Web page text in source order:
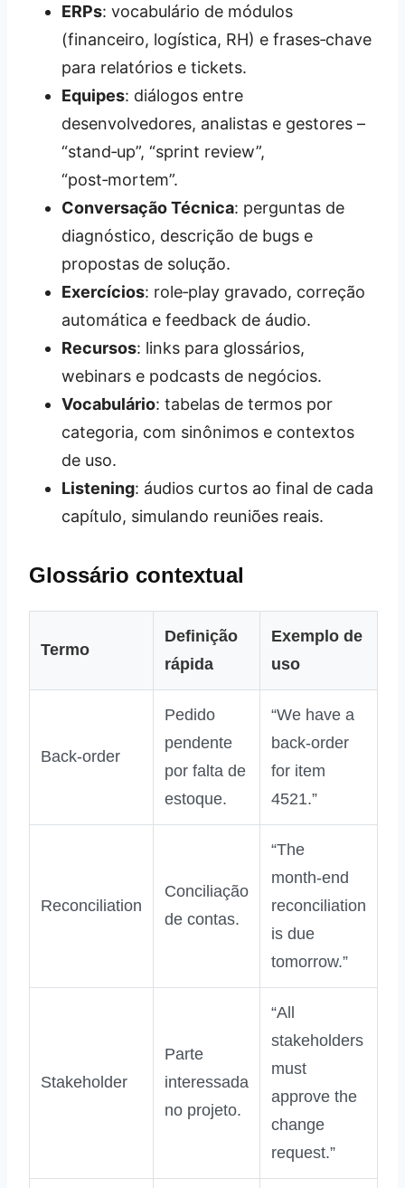
ERPs: vocabulário de módulos
(financeiro, logística, RH) e frases‑chave
para relatórios e tickets.
Equipes: diálogos entre
desenvolvedores, analistas e gestores –
“stand‑up”, “sprint review”,
“post‑mortem”.
Conversação Técnica: perguntas de
diagnóstico, descrição de bugs e
propostas de solução.
Exercícios: role‑play gravado, correção
automática e feedback de áudio.
Recursos: links para glossários,
webinars e podcasts de negócios.
Vocabulário: tabelas de termos por
categoria, com sinônimos e contextos
de uso.
Listening: áudios curtos ao final de cada
capítulo, simulando reuniões reais.
Glossário contextual
Termo
Definição
rápida
Exemplo de
uso
Back‑order
Pedido
pendente
por falta de
estoque.
“We have a
back‑order
for item
4521.”
Reconciliation
Conciliação
de contas.
“The
month‑end
reconciliation
is due
tomorrow.”
Stakeholder
Parte
interessada
no projeto.
“All
stakeholders
must
approve the
change
request.”